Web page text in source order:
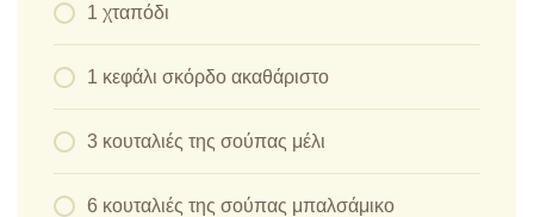
1 χταπόδι
1 κεφάλι σκόρδο ακαθάριστο
3 κουταλιές της σούπας μέλι
6 κουταλιές της σούπας μπαλσάμικο